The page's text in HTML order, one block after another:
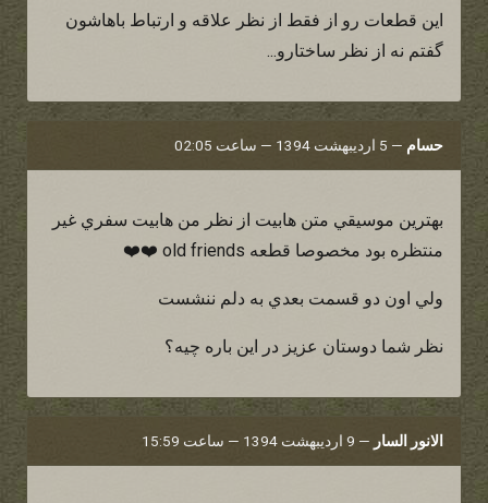
این قطعات رو از فقط از نظر علاقه و ارتباط باهاشون
گفتم نه از نظر ساختارو...
حسام — 5 اردیبهشت 1394 — ساعت 02:05
بهترين موسيقي متن هابيت از نظر من هابيت سفري غير
منتظره بود مخصوصا قطعه old friends ❤️❤️
ولي اون دو قسمت بعدي به دلم ننشست
نظر شما دوستان عزيز در اين باره چيه؟
الانور السار — 9 اردیبهشت 1394 — ساعت 15:59